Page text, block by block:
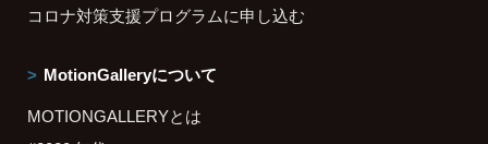
コロナ対策支援プログラムに申し込む
MotionGalleryについて
MOTIONGALLERYとは